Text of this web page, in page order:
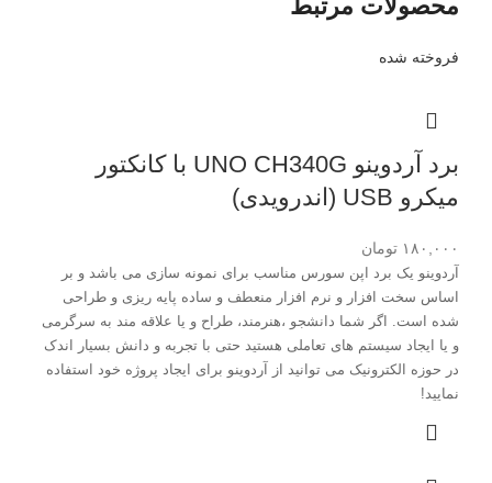
محصولات مرتبط
فروخته شده
برد آردوینو UNO CH340G با کانکتور
میکرو USB (اندرویدی)
۱۸۰,۰۰۰ تومان
آردوینو یک برد اپن سورس مناسب برای نمونه سازی می باشد و بر
اساس سخت افزار و نرم افزار منعطف و ساده پایه ریزی و طراحی
شده است. اگر شما دانشجو ،هنرمند، طراح و یا علاقه مند به سرگرمی
و یا ایجاد سیستم های تعاملی هستید حتی با تجربه و دانش بسیار اندک
در حوزه الکترونیک می توانید از آردوینو برای ایجاد پروژه خود استفاده
نمایید!